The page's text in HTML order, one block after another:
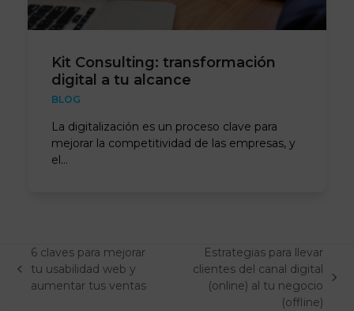
Kit Consulting: transformación
digital a tu alcance
BLOG
La digitalización es un proceso clave para
mejorar la competitividad de las empresas, y
el…
previous
post:
6 claves para mejorar
tu usabilidad web y
aumentar tus ventas
Estrategias para llevar
clientes del canal digital
(online) al tu negocio
(offline)